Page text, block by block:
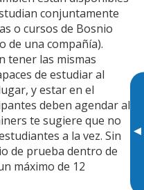
▸
conjuntamente
o cursos de Bosnio
de una compañía).
tener las mismas
de estudiar al
y estar en el
deben agendar al
te sugiere que no
a la vez. Sin
de prueba dentro de
máximo de 12